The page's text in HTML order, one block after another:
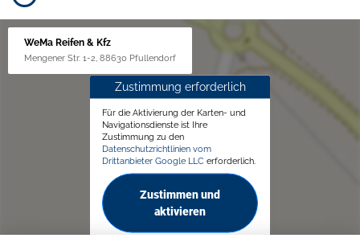
WeMa Reifen & Kfz
Mengener Str. 1-2, 88630 Pfullendorf
Zustimmung erforderlich
Für die Aktivierung der Karten- und
Navigationsdienste ist Ihre
Zustimmung zu den
Datenschutzrichtlinien vom
Drittanbieter Google LLC erforderlich.
Zustimmen und
aktivieren